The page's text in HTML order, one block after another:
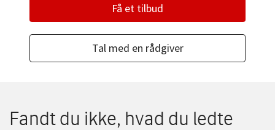
Få et tilbud
Tal med en rådgiver
Fandt du ikke, hvad du ledte